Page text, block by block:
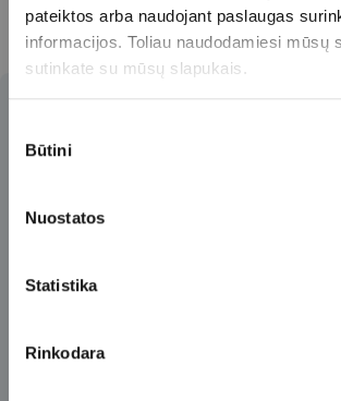
pateiktos arba naudojant paslaugas
informacijos. Toliau naudodamiesi mūsų
sutinkate su mūsų slapukais.
pasirinkimas
Būtini
Nuostatos
Statistika
Rinkodara
Pirmieji gaukite
pasiūlymus ir sužinokite